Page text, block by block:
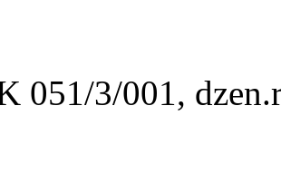
051/3/001,